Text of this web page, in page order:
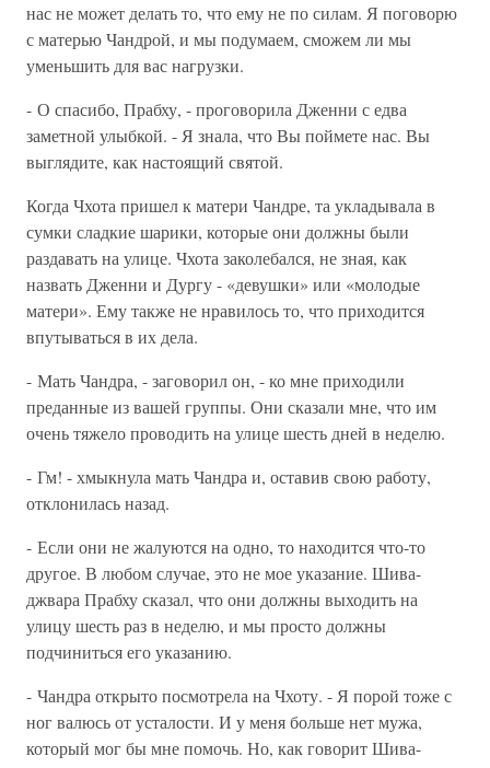
нас не может делать то, что ему не по силам. Я поговорю
с матерью Чандрой, и мы подумаем, сможем ли мы
уменьшить для вас нагрузки.
- О спасибо, Прабху, - проговорила Дженни с едва
заметной улыбкой. - Я знала, что Вы поймете нас. Вы
выглядите, как настоящий святой.
Когда Чхота пришел к матери Чандре, та укладывала в
сумки сладкие шарики, которые они должны были
раздавать на улице. Чхота заколебался, не зная, как
назвать Дженни и Дургу - «девушки» или «молодые
матери». Ему также не нравилось то, что приходится
впутываться в их дела.
- Мать Чандра, - заговорил он, - ко мне приходили
преданные из вашей группы. Они сказали мне, что им
очень тяжело проводить на улице шесть дней в неделю.
- Гм! - хмыкнула мать Чандра и, оставив свою работу,
отклонилась назад.
- Если они не жалуются на одно, то находится что-то
другое. В любом случае, это не мое указание. Шива-
джвара Прабху сказал, что они должны выходить на
улицу шесть раз в неделю, и мы просто должны
подчиниться его указанию.
- Чандра открыто посмотрела на Чхоту. - Я порой тоже с
ног валюсь от усталости. И у меня больше нет мужа,
который мог бы мне помочь. Но, как говорит Шива-